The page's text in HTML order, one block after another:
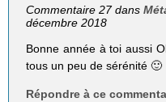
Commentaire 27 dans
décembre 2018
Bonne année à toi aussi
tous un peu de sérénité 🙂
Répondre à ce